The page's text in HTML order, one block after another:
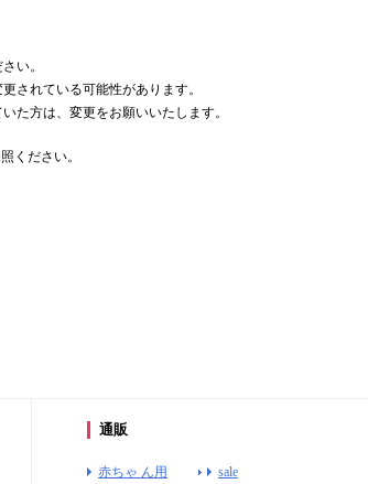
い。
されている可能性があります。
た方は、変更をお願いいたします。
ください。
通販
sale
赤ちゃ ん用